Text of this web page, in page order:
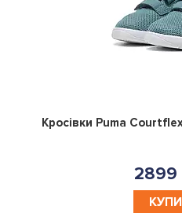
Кросівки Puma
2899